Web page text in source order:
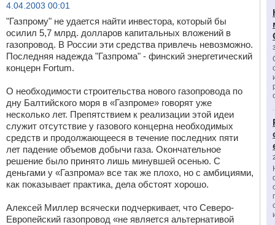
4.04.2003 00:01
"Газпрому" не удается найти инвестора, который бы
осилил 5,7 млрд. долларов капитальных вложений в
газопровод. В России эти средства привлечь невозможно.
Последняя надежда "Газпрома" - финский энергетический
концерн Fortum.
О необходимости строительства нового газопровода по
дну Балтийского моря в «Газпроме» говорят уже
несколько лет. Препятствием к реализации этой идеи
служит отсутствие у газового концерна необходимых
средств и продолжающееся в течение последних пяти
лет падение объемов добычи газа. Окончательное
решение было принято лишь минувшей осенью. С
деньгами у «Газпрома» все так же плохо, но с амбициями,
как показывает практика, дела обстоят хорошо.
Алексей Миллер всячески подчеркивает, что Северо-
Европейский газопровод «не является альтернативой